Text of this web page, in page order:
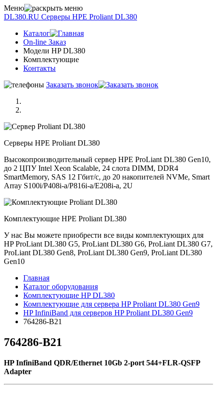
Меню
DL380.RU Серверы НРE Prоliаnt DL380
Каталог
On-line Заказ
Модели HP DL380
Комплектующие
Контакты
Заказать звонок
Серверы НРE Prоliаnt DL380
Высокопроизводительный сервер HPE ProLiant DL380 Gen10,
до 2 ЦПУ Intel Xeon Scalable, 24 слота DIMM, DDR4
SmartMemory, SAS 12 Гбит/с, до 20 накопителей NVMe, Smart
Array S100i/P408i-a/P816i-a/E208i-a, 2U
Комплектующие НРE Prоliаnt DL380
У нас Вы можете приобрести все виды комплектующих для
HP ProLiant DL380 G5, ProLiant DL380 G6, ProLiant DL380 G7,
ProLiant DL380 Gen8, ProLiant DL380 Gen9, ProLiant DL380
Gen10
Главная
Каталог оборудования
Комплектующие HP DL380
Комплектующие для сервера HP Proliant DL380 Gen9
HP InfiniBand для серверов HP Proliant DL380 Gen9
764286-B21
764286-B21
HP InfiniBand QDR/Ethernet 10Gb 2-port 544+FLR-QSFP
Adapter